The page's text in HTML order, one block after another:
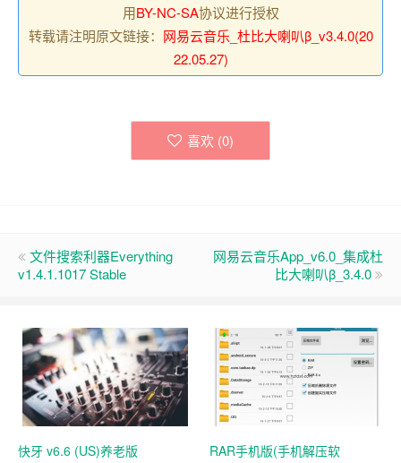
用BY-NC-SA协议进行授权
转载请注明原文链接： 网易云音乐_杜比大喇叭β_v3.4.0(20
22.05.27)
喜欢 (0)
文件搜索利器Everything
v1.4.1.1017 Stable
网易云音乐App_v6.0_集成杜
比大喇叭β_3.4.0
快牙 v6.6 (US)养老版
RAR手机版(手机解压软